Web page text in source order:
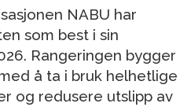
NABU har
som best i sin
Rangeringen bygger
å ta i bruk helhetlige
og redusere utslipp av